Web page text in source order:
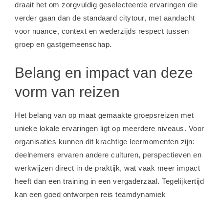
draait het om zorgvuldig geselecteerde ervaringen die
verder gaan dan de standaard citytour, met aandacht
voor nuance, context en wederzijds respect tussen
groep en gastgemeenschap.
Belang en impact van deze
vorm van reizen
Het belang van op maat gemaakte groepsreizen met
unieke lokale ervaringen ligt op meerdere niveaus. Voor
organisaties kunnen dit krachtige leermomenten zijn:
deelnemers ervaren andere culturen, perspectieven en
werkwijzen direct in de praktijk, wat vaak meer impact
heeft dan een training in een vergaderzaal. Tegelijkertijd
kan een goed ontworpen reis teamdynamiek